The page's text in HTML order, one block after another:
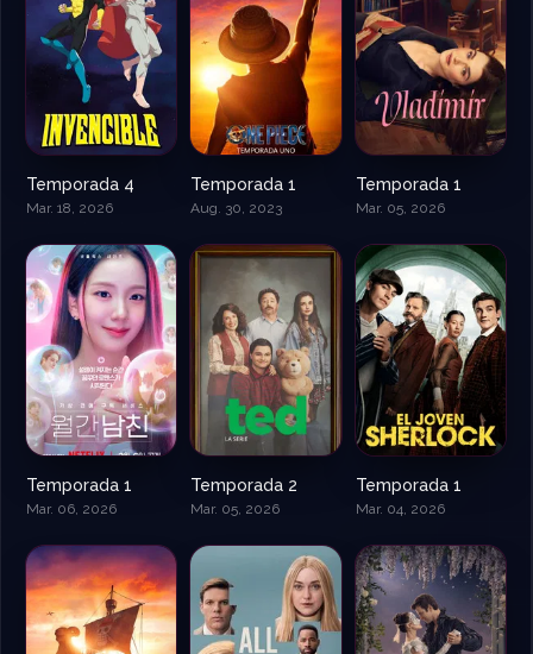
Temporada 4
Mar. 18, 2026
Temporada 1
Aug. 30, 2023
Temporada 1
Mar. 05, 2026
Temporada 1
Mar. 06, 2026
Temporada 2
Mar. 05, 2026
Temporada 1
Mar. 04, 2026